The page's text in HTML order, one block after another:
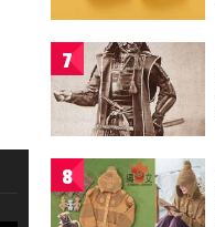
7
8